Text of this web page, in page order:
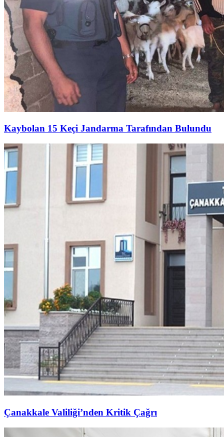
Kaybolan 15 Keçi Jandarma Tarafından Bulundu
Çanakkale Valiliği’nden Kritik Çağrı